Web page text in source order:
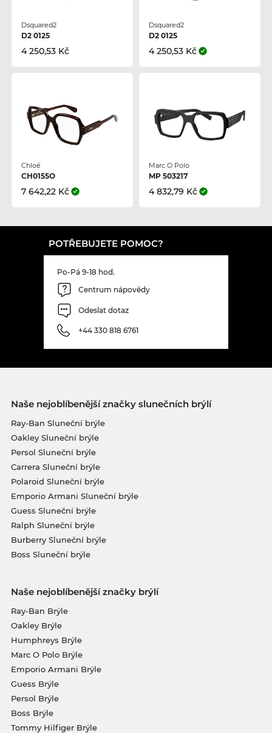
Dsquared2
D2 0125
4 250,53 Kč
Dsquared2
D2 0125
4 250,53 Kč
Chloé
CH0155O
7 642,22 Kč
Marc O Polo
MP 503217
4 832,79 Kč
POTŘEBUJETE POMOC?
Po-Pá 9-18 hod.
Centrum nápovědy
Odeslat dotaz
+44 330 818 6761
Naše nejoblíbenější značky slunečních brýlí
Ray-Ban Sluneční brýle
Oakley Sluneční brýle
Persol Sluneční brýle
Carrera Sluneční brýle
Polaroid Sluneční brýle
Emporio Armani Sluneční brýle
Guess Sluneční brýle
Ralph Sluneční brýle
Burberry Sluneční brýle
Boss Sluneční brýle
Naše nejoblíbenější značky brýlí
Ray-Ban Brýle
Oakley Brýle
Humphreys Brýle
Marc O Polo Brýle
Emporio Armani Brýle
Guess Brýle
Persol Brýle
Boss Brýle
Tommy Hilfiger Brýle